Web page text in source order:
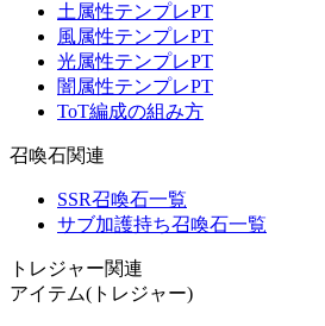
土属性テンプレPT
風属性テンプレPT
光属性テンプレPT
闇属性テンプレPT
ToT編成の組み方
召喚石関連
SSR召喚石一覧
サブ加護持ち召喚石一覧
トレジャー関連
アイテム(トレジャー)